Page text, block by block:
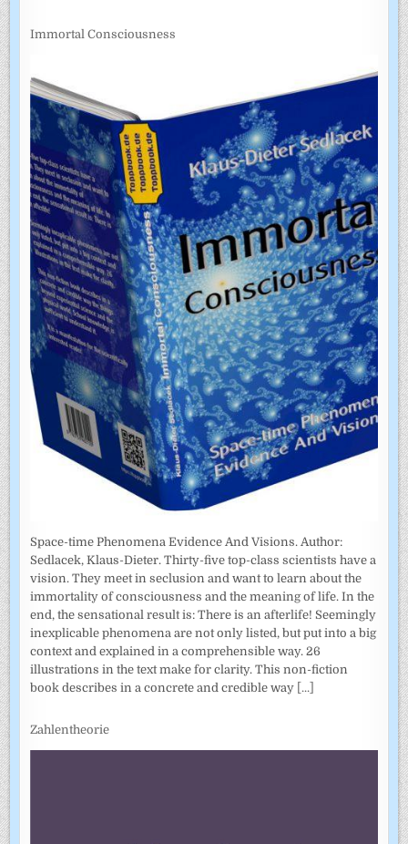
Immortal Consciousness
Space-time Phenomena Evidence And Visions. Author:
Sedlacek, Klaus-Dieter. Thirty-five top-class scientists have a
vision. They meet in seclusion and want to learn about the
immortality of consciousness and the meaning of life. In the
end, the sensational result is: There is an afterlife! Seemingly
inexplicable phenomena are not only listed, but put into a big
context and explained in a comprehensible way. 26
illustrations in the text make for clarity. This non-fiction
book describes in a concrete and credible way [...]
Zahlentheorie